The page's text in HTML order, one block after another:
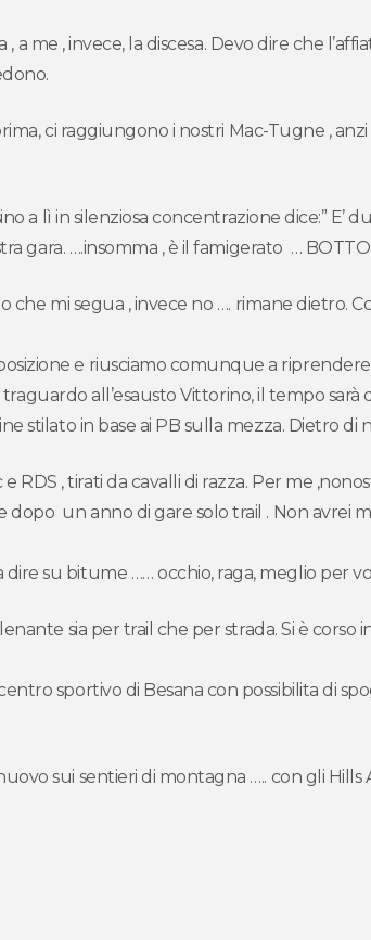
, a me , invece, la discesa. Devo dire che
ci raggiungono i nostri Mac-Tugne ,
a lì in silenziosa concentrazione dice:” E’
gara. ….insomma , è il famigerato … BOTTO
che mi segua , invece no …. rimane dietro.
e riusciamo comunque a
all’esausto Vittorino, il tempo sarà
stilato in base ai PB sulla mezza. Dietro
, tirati da cavalli di razza. Per me
un anno di gare solo trail . Non avrei
su bitume …… occhio, raga, meglio per
sia per trail che per strada. Si è corso
sportivo di Besana con possibilita di
sui sentieri di montagna ….. con gli Hills